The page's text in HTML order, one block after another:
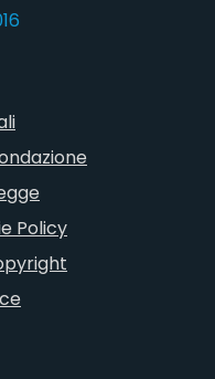
Policy